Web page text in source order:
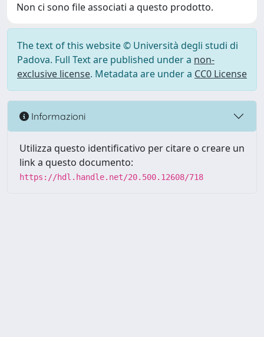
Non ci sono file associati a questo prodotto.
The text of this website © Università degli studi di
Padova. Full Text are published under a non-
exclusive license. Metadata are under a CC0 License
Informazioni
Utilizza questo identificativo per citare o creare un
link a questo documento:
https://hdl.handle.net/20.500.12608/718